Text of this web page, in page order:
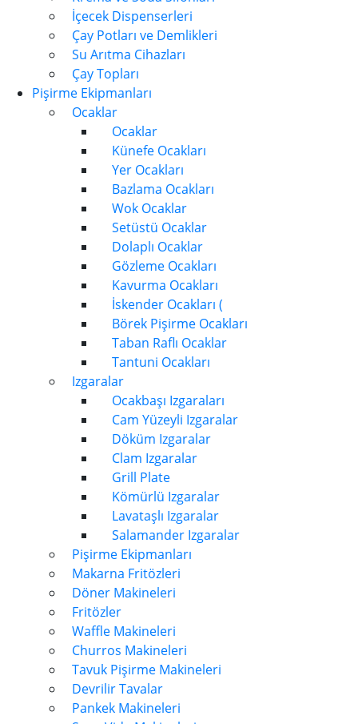
İçecek Dispenserleri
Çay Potları ve Demlikleri
Su Arıtma Cihazları
Çay Topları
Pişirme Ekipmanları
Ocaklar
Ocaklar
Künefe Ocakları
Yer Ocakları
Bazlama Ocakları
Wok Ocaklar
Setüstü Ocaklar
Dolaplı Ocaklar
Gözleme Ocakları
Kavurma Ocakları
İskender Ocakları (
Börek Pişirme Ocakları
Taban Raflı Ocaklar
Tantuni Ocakları
Izgaralar
Ocakbaşı Izgaraları
Cam Yüzeyli Izgaralar
Döküm Izgaralar
Clam Izgaralar
Grill Plate
Kömürlü Izgaralar
Lavataşlı Izgaralar
Salamander Izgaralar
Pişirme Ekipmanları
Makarna Fritözleri
Döner Makineleri
Fritözler
Waffle Makineleri
Churros Makineleri
Tavuk Pişirme Makineleri
Devrilir Tavalar
Pankek Makineleri